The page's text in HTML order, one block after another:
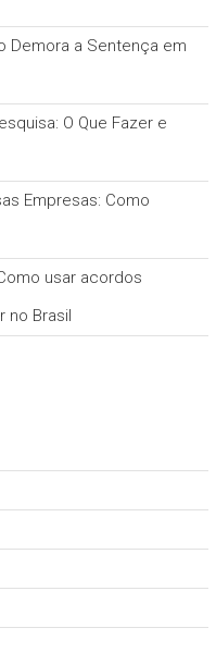
Demora a Sentença em
O Que Fazer e
Empresas: Como
usar acordos
no Brasil